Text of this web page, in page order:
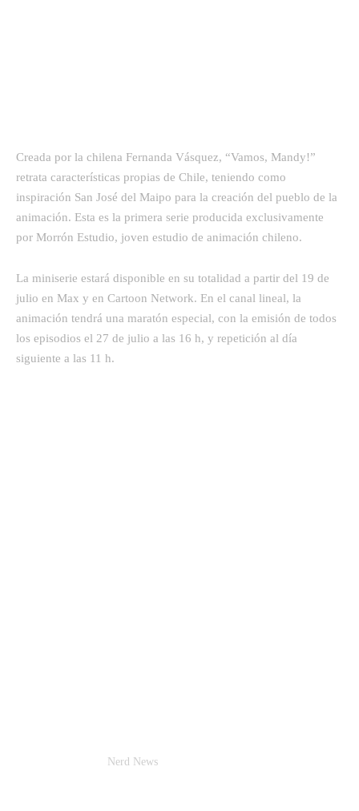
Creada por la chilena Fernanda Vásquez, “Vamos, Mandy!”
retrata características propias de Chile, teniendo como
inspiración San José del Maipo para la creación del pueblo de la
animación. Esta es la primera serie producida exclusivamente
por Morrón Estudio, joven estudio de animación chileno.
La miniserie estará disponible en su totalidad a partir del 19 de
julio en Max y en Cartoon Network. En el canal lineal, la
animación tendrá una maratón especial, con la emisión de todos
los episodios el 27 de julio a las 16 h, y repetición al día
siguiente a las 11 h.
Nerd News